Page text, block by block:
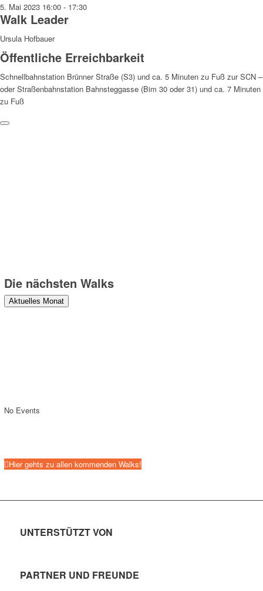
5. Mai 2023 16:00 - 17:30
Walk Leader
Ursula Hofbauer
Öffentliche Erreichbarkeit
Schnellbahnstation Brünner Straße (S3) und ca. 5 Minuten zu Fuß zur SCN –
oder Straßenbahnstation Bahnsteggasse (Bim 30 oder 31) und ca. 7 Minuten
zu Fuß
Die nächsten Walks
Aktuelles Monat
No Events
Hier gehts zu allen kommenden Walks!
UNTERSTÜTZT VON
PARTNER UND FREUNDE